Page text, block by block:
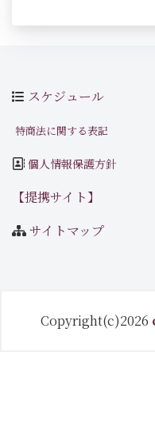
スケジュール
特商法に関する表記
個人情報保護方針
【提携サイト】
サイトマップ
Copyright(c)2026